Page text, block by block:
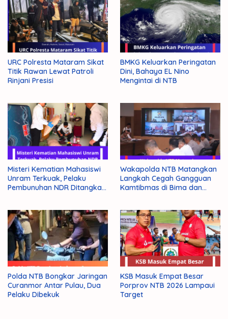
URC Polresta Mataram Sikat
Titik Rawan Lewat Patroli
Rinjani Presisi
BMKG Keluarkan Peringatan
Dini, Bahaya EL Nino
Mengintai di NTB
Misteri Kematian Mahasiswi
Unram Terkuak, Pelaku
Pembunuhan NDR Ditangkap
Wakapolda NTB Matangkan
Langkah Cegah Gangguan
Kamtibmas di Bima dan
Polda NTB Bongkar Jaringan
Curanmor Antar Pulau, Dua
Pelaku Dibekuk
KSB Masuk Empat Besar
Porprov NTB 2026 Lampaui
Target